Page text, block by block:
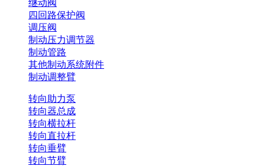
继动阀
四回路保护阀
调压阀
制动压力调节器
制动管路
其他制动系统附件
制动调整臂
转向助力泵
转向器总成
转向横拉杆
转向直拉杆
转向垂臂
转向节臂